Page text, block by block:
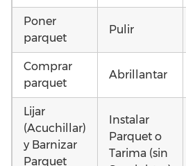
Poner
parquet
Pulir
Comprar
parquet
Abrillantar
Lijar
(Acuchillar)
y Barnizar
Parquet
Instalar
Parquet o
Tarima (sin